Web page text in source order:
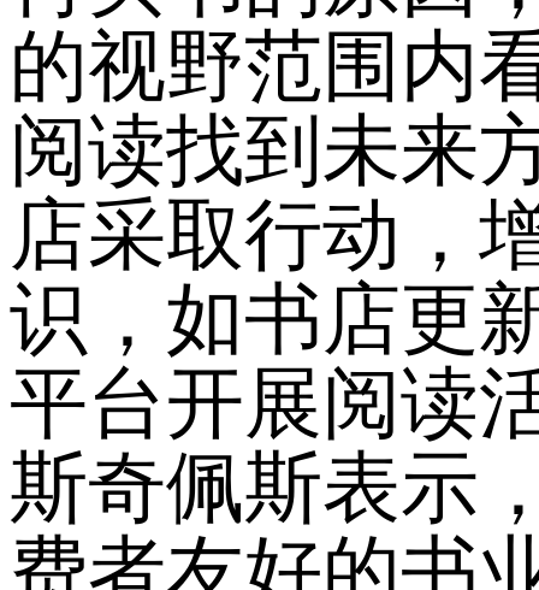
的视野范围内
阅读找到未来
店采取行动，
识，如书店更
平台开展阅读
斯奇佩斯表示
费者友好的书